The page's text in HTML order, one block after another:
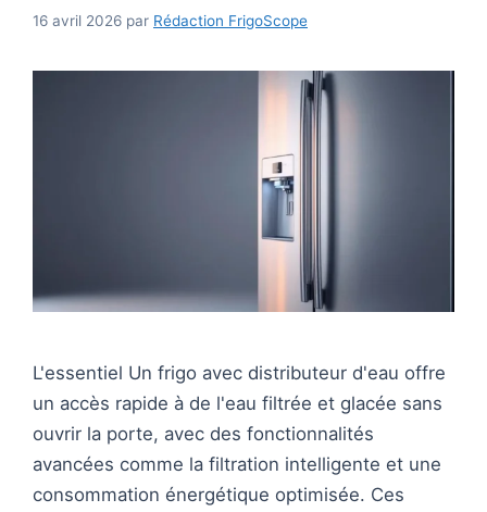
16 avril 2026 par Rédaction FrigoScope
L'essentiel Un frigo avec distributeur d'eau offre
un accès rapide à de l'eau filtrée et glacée sans
ouvrir la porte, avec des fonctionnalités
avancées comme la filtration intelligente et une
consommation énergétique optimisée. Ces